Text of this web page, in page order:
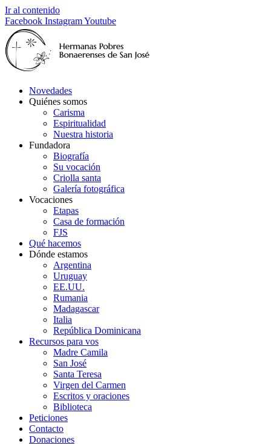
Ir al contenido
Facebook InstagramYoutube
Novedades
Quiénes somos
Carisma
Espiritualidad
Nuestra historia
Fundadora
Biografía
Su vocación
Criolla santa
Galería fotográfica
Vocaciones
Etapas
Casa de formación
FJS
Qué hacemos
Dónde estamos
Argentina
Uruguay
EE.UU.
Rumania
Madagascar
Italia
República Dominicana
Recursos para vos
Madre Camila
San José
Santa Teresa
Virgen del Carmen
Escritos y oraciones
Biblioteca
Peticiones
Contacto
Donaciones